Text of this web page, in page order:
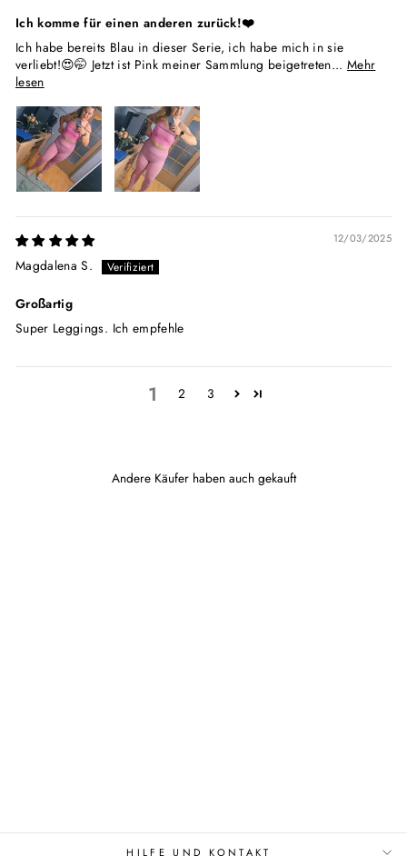
Ich komme für einen anderen zurück!❤️
Ich habe bereits Blau in dieser Serie, ich habe mich in sie
verliebt!😍🤭 Jetzt ist Pink meiner Sammlung beigetreten...Mehr
lesen
12/03/2025
Magdalena S.
Großartig
Super Leggings. Ich empfehle
1 2 3
Andere Käufer haben auch gekauft
HILFE UND KONTAKT